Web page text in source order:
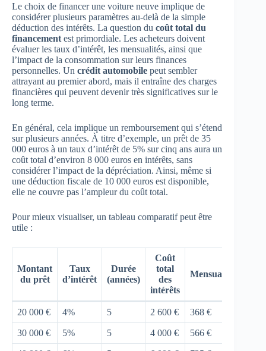
Le choix de financer une voiture neuve implique de
considérer plusieurs paramètres au-delà de la simple
déduction des intérêts. La question du coût total du
financement est primordiale. Les acheteurs doivent
évaluer les taux d’intérêt, les mensualités, ainsi que
l’impact de la consommation sur leurs finances
personnelles. Un crédit automobile peut sembler
attrayant au premier abord, mais il entraîne des charges
financières qui peuvent devenir très significatives sur le
long terme.
En général, cela implique un remboursement qui s’étend
sur plusieurs années. À titre d’exemple, un prêt de 35
000 euros à un taux d’intérêt de 5% sur cinq ans aura un
coût total d’environ 8 000 euros en intérêts, sans
considérer l’impact de la dépréciation. Ainsi, même si
une déduction fiscale de 10 000 euros est disponible,
elle ne couvre pas l’ampleur du coût total.
Pour mieux visualiser, un tableau comparatif peut être
utile :
Montant
du prêt
Taux
d’intérêt
Durée
(années)
Coût
total
des
intérêts
Mensualité
20 000 € 4% 5 2 600 € 368 €
30 000 € 5% 5 4 000 € 566 €